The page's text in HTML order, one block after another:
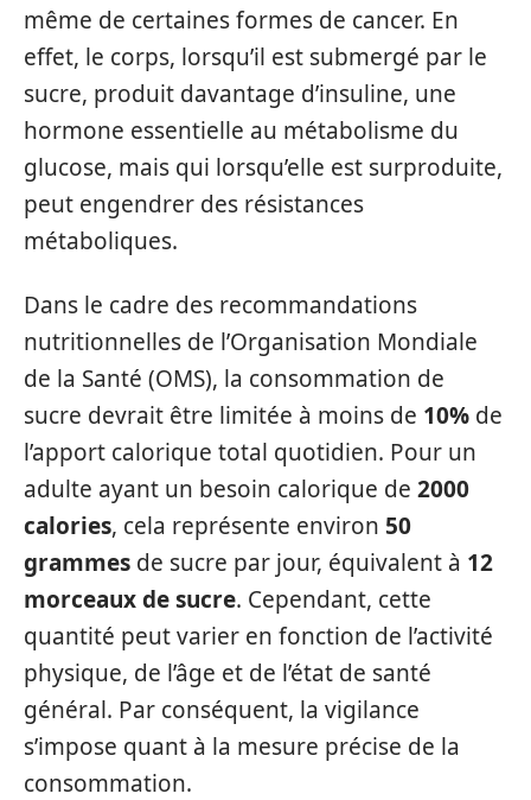
même de certaines formes de cancer. En
effet, le corps, lorsqu’il est submergé par le
sucre, produit davantage d’insuline, une
hormone essentielle au métabolisme du
glucose, mais qui lorsqu’elle est surproduite,
peut engendrer des résistances
métaboliques.
Dans le cadre des recommandations
nutritionnelles de l’Organisation Mondiale
de la Santé (OMS), la consommation de
sucre devrait être limitée à moins de 10% de
l’apport calorique total quotidien. Pour un
adulte ayant un besoin calorique de 2000
calories, cela représente environ 50
grammes de sucre par jour, équivalent à 12
morceaux de sucre. Cependant, cette
quantité peut varier en fonction de l’activité
physique, de l’âge et de l’état de santé
général. Par conséquent, la vigilance
s’impose quant à la mesure précise de la
consommation.